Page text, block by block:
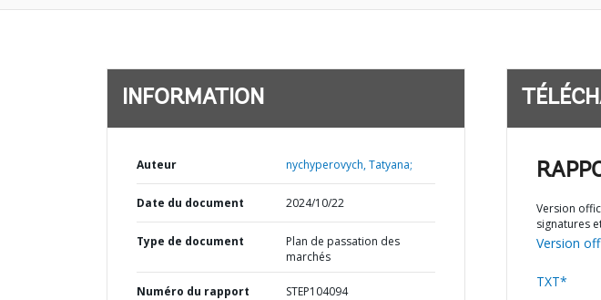
INFORMATION
Auteur nychyperovych, Tatyana;
Date du document 2024/10/22
Type de document
Plan de passation des
marchés
Numéro du rapport STEP104094
Version
signatures
Version
TXT*